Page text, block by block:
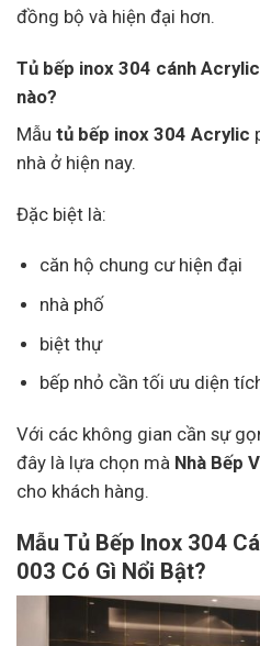
đồng bộ và hiện đại hơn.
Tủ bếp inox 304 cánh
nào?
Mẫu tủ bếp inox 304 Acrylic
nhà ở hiện nay.
Đặc biệt là:
căn hộ chung cư hiện đại
nhà phố
biệt thự
bếp nhỏ cần tối ưu diện
Với các không gian cần sự
đây là lựa chọn mà Nhà Bếp
cho khách hàng.
Mẫu Tủ Bếp Inox 304
003 Có Gì Nổi Bật?